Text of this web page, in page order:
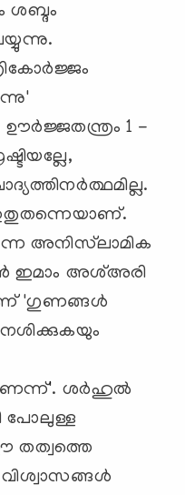
ശബ്ദം
1 -
ഇതുതന്നെയാണ്.
അനിസ്‌ലാമിക
ഇമാം അശ്‌അരി
'ഗുണങ്ങള്‍
ശര്‍ഹുല്‍
പോലുള്ള
തത്വത്തെ